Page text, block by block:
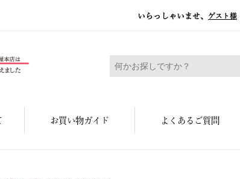
いらっしゃいませ、 ゲスト様
糀屋本店 - 元禄二年。創業三百余年の味
お買い物ガイド よくあるご質問